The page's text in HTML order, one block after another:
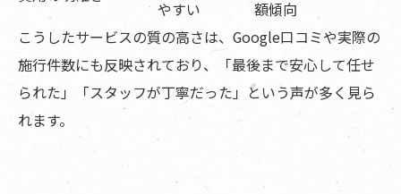
やすい
額傾向
こうしたサービスの質の高さは、Google口コミや実際の
施行件数にも反映されており、「最後まで安心して任せ
られた」「スタッフが丁寧だった」という声が多く見ら
れます。